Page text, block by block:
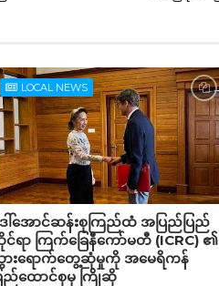
LOCAL NEWS
ါ်အောင်ဆန်းစုကြည်ထံ အပြည်ပြည်
ရာ ကြက်ခြေနီကော်မတီ (ICRC) ၏
းရောက်တွေ့ဆုံမှုကို အမေရိကန်
ြည်ထောင်စုမှ ကြိုဆို